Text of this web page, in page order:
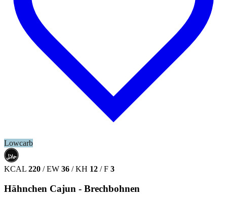
Lowcarb
حلال
HALAL
KCAL 220 / EW 36 / KH 12 / F 3
Hähnchen Cajun - Brechbohnen